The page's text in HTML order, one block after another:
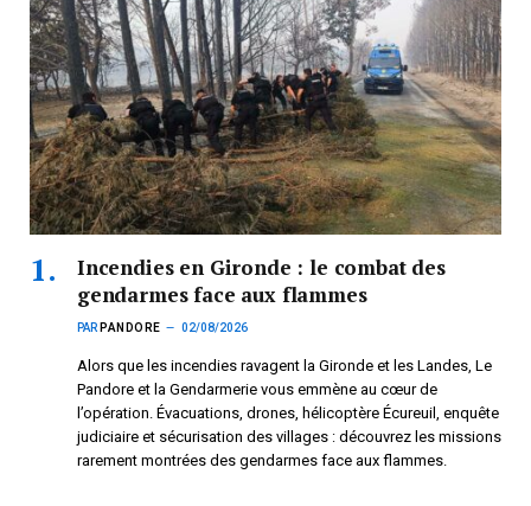
Incendies en Gironde : le combat des
gendarmes face aux flammes
PAR PANDORE 02/08/2026
Alors que les incendies ravagent la Gironde et les Landes, Le
Pandore et la Gendarmerie vous emmène au cœur de
l’opération. Évacuations, drones, hélicoptère Écureuil, enquête
judiciaire et sécurisation des villages : découvrez les missions
rarement montrées des gendarmes face aux flammes.